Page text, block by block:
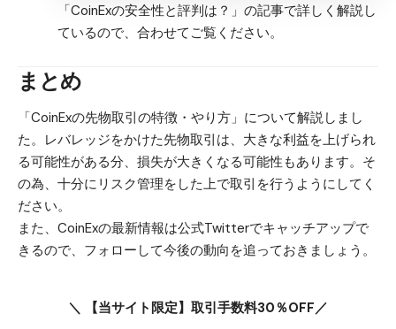
「CoinExの安全性と評判は？」 の記事で詳しく解説し
ているので、合わせてご覧ください。
まとめ
「CoinExの先物取引の特徴・やり方」について解説しまし
た。レバレッジをかけた先物取引は、大きな利益を上げられ
る可能性がある分、損失が大きくなる可能性もあります。そ
の為、十分にリスク管理をした上で取引を行うようにしてく
ださい。
また、CoinExの最新情報は公式Twitterでキャッチアップで
きるので、フォローして今後の動向を追っておきましょう。
＼ 【当サイト限定】取引手数料30％OFF／